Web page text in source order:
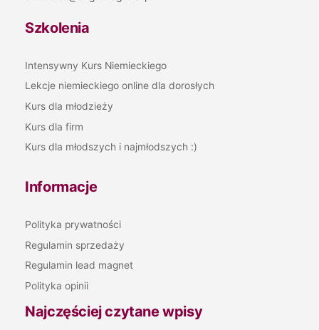
Szkolenia
Intensywny Kurs Niemieckiego
Lekcje niemieckiego online dla dorosłych
Kurs dla młodzieży
Kurs dla firm
Kurs dla młodszych i najmłodszych :)
Informacje
Polityka prywatności
Regulamin sprzedaży
Regulamin lead magnet
Polityka opinii
Najczęściej czytane wpisy